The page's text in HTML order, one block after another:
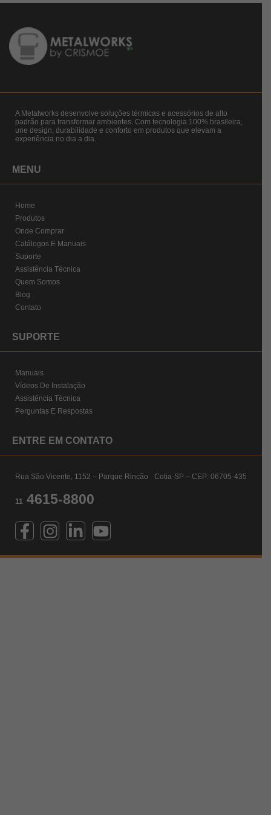
A Metalworks desenvolve soluções térmicas e acessórios de alto
padrão para transformar ambientes. Com tecnologia 100% brasileira,
une design, durabilidade e conforto em produtos que elevam a
experiência no dia a dia.
MENU
Home
Produtos
Onde Comprar
Catálogos E Manuais
Suporte
Assistência Técnica
Quem Somos
Blog
Contato
SUPORTE
Manuais
Vídeos De Instalação
Assistência Técnica
Perguntas E Respostas
ENTRE EM CONTATO
Rua São Vicente, 1152 – Parque Rincão Cotia-SP – CEP: 06705-435
11 4615-8800